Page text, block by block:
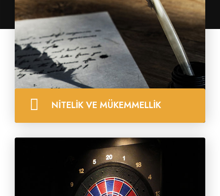
Eskişehir Ceza Hukuku Avukatı yazdı!
Kasten yaralama
suçu
TÜMÜNÜ GÖR!
NİTELİK VE MÜKEMMELLİK
Eskişehir Avukat Oğuz Özdemir Hukuk ve
Avukatlık Bürosu, teknik mükemmellik, geniş iş
tecrübesi ve geniş stratejik iş vizyonuyla nitelikli
profesyonellerden oluşan bir ekibe sahiptir.